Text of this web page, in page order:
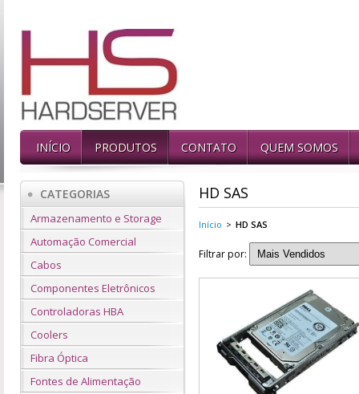
INÍCIO PRODUTOS CONTATO QUEM SOMOS
CATEGORIAS
Armazenamento e Storage
Automação Comercial
Cabos
Componentes Eletrônicos
Controladoras HBA
Coolers
Fibra Óptica
Fontes de Alimentação
HD SAS
Início > HD SAS
Filtrar por: